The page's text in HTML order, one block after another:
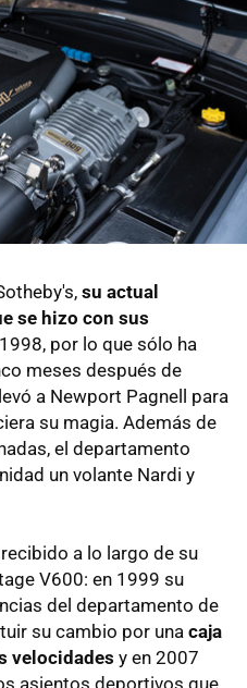
su actual
se hizo con sus
por lo que sólo ha
meses después de
a Newport Pagnell para
su magia. Además de
el departamento
un volante Nardi y
a lo largo de su
V600: en 1999 su
del departamento de
su cambio por una caja
velocidades y en 2007
asientos deportivos que